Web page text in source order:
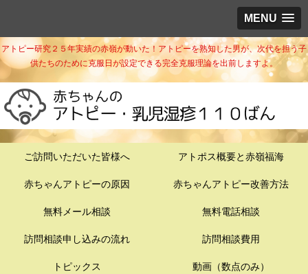
MENU
アトピー研究２５年実績の赤嶺が動いた！アトピーを熟知した男が、次代を担う子
供たちのために克服日が設定できる完全克服理論を出前しますよ。
ご訪問いただいた皆様へ アトポス概要と赤嶺福海
赤ちゃんアトピーの原因 赤ちゃんアトピー改善方法
無料メール相談 無料電話相談
訪問相談申し込みの流れ 訪問相談費用
トピックス 動画（数点のみ）